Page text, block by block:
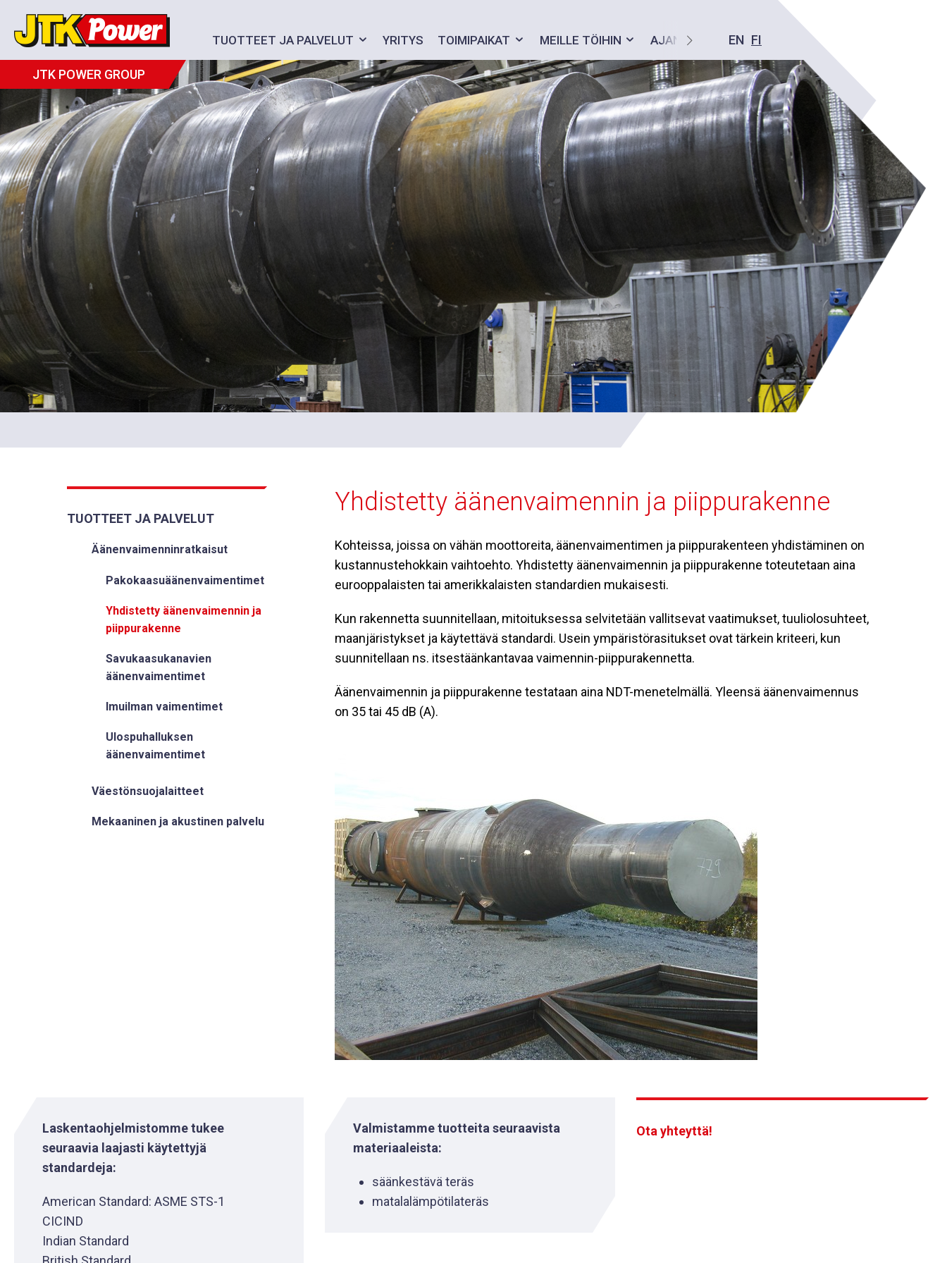
EN FI
TUOTTEET JA PALVELUT YRITYS TOIMIPAIKAT MEILLE TÖIHIN AJANKOHTAISTA
JTK POWER GROUP
TUOTTEET JA PALVELUT
Äänenvaimenninratkaisut
Pakokaasuäänenvaimentimet
Yhdistetty äänenvaimennin ja
piippurakenne
Savukaasukanavien
äänenvaimentimet
Imuilman vaimentimet
Ulospuhalluksen
äänenvaimentimet
Väestönsuojalaitteet
Mekaaninen ja akustinen palvelu
Yhdistetty äänenvaimennin ja piippurakenne
Kohteissa, joissa on vähän moottoreita, äänenvaimentimen ja piippurakenteen yhdistäminen on
kustannustehokkain vaihtoehto. Yhdistetty äänenvaimennin ja piippurakenne toteutetaan aina
eurooppalaisten tai amerikkalaisten standardien mukaisesti.
Kun rakennetta suunnitellaan, mitoituksessa selvitetään vallitsevat vaatimukset, tuuliolosuhteet,
maanjäristykset ja käytettävä standardi. Usein ympäristörasitukset ovat tärkein kriteeri, kun
suunnitellaan ns. itsestäänkantavaa vaimennin-piippurakennetta.
Äänenvaimennin ja piippurakenne testataan aina NDT-menetelmällä. Yleensä äänenvaimennus
on 35 tai 45 dB (A).
Laskentaohjelmistomme tukee
seuraavia laajasti käytettyjä
standardeja:
American Standard: ASME STS-1
CICIND
Indian Standard
Valmistamme tuotteita seuraavista
materiaaleista:
säänkestävä teräs
matalalämpötilateräs
Ota yhteyttä!